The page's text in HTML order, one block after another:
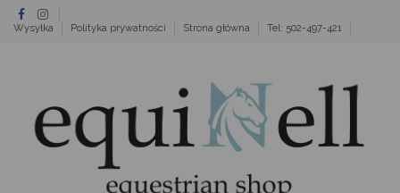
Wysyłka Polityka prywatności Strona główna Tel: 502-497-421